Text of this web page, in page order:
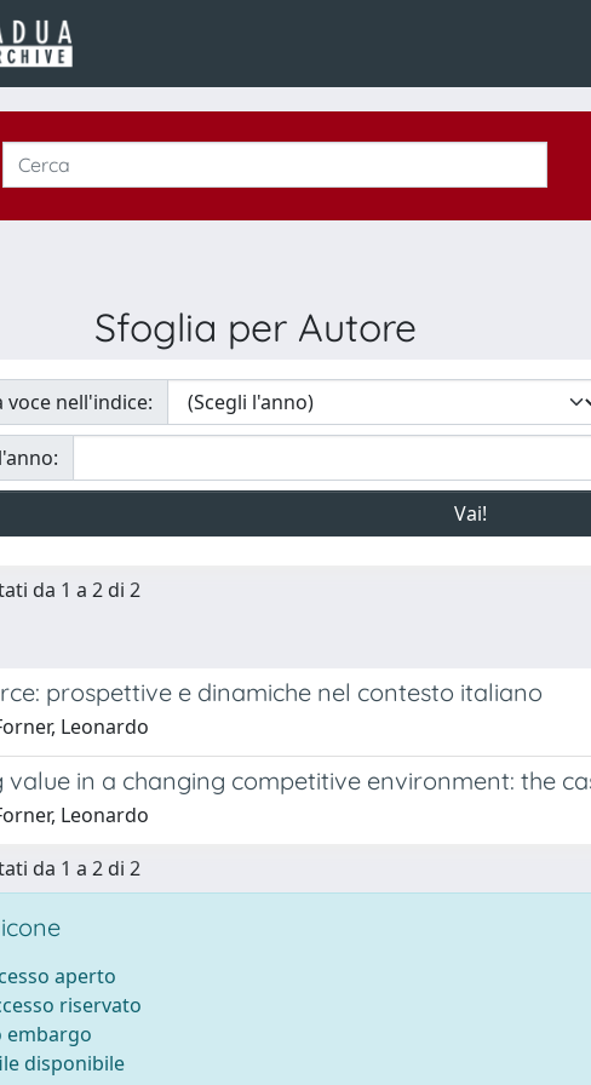
Sfoglia per Autore
voce nell'indice:
da 1 a 2 di 2
prospettive e dinamiche nel contesto italiano
Leonardo
value in a changing competitive environment: the
Leonardo
da 1 a 2 di 2
aperto
riservato
embargo
disponibile